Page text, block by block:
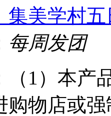
集美学村五
每周发团
（1）本产
购物店或